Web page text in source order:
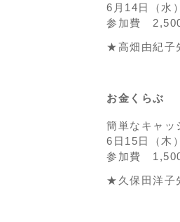
6月14日（水
参加費 2,500
★高畑由紀
お金くらぶ
簡単なキャッ
6日15日（木
参加費
★久保田洋